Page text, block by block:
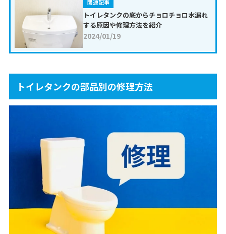
関連記事
トイレタンクの底からチョロチョロ水漏れ
する原因や修理方法を紹介
2024/01/19
トイレタンクの部品別の修理方法